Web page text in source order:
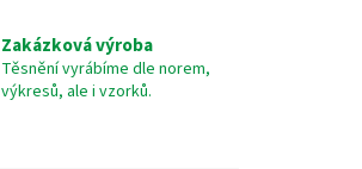
Zakázková výroba
Těsnění vyrábíme dle norem,
výkresů, ale i vzorků.